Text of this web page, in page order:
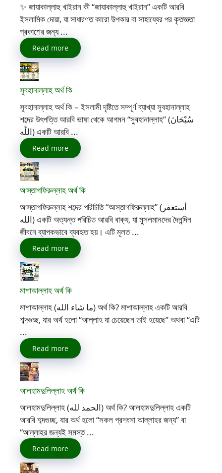
✨ জাযাকাল্লাহু খাইরান কী “জাযাকাল্লাহু খাইরান” একটি আরবি
ইসলামিক দোয়া, যা সাধারণত কারো উপকার বা সাহায্যের পর কৃতজ্ঞতা
প্রকাশের জন্য ...
Read more
সুবহানাল্লাহ অর্থ কি
সুবহানাল্লাহ অর্থ কি – ইসলামী দৃষ্টিতে সম্পূর্ণ ব্যাখ্যা সুবহানাল্লাহ
শব্দের উৎপত্তি আরবি ভাষা থেকে আগমন “সুবহানাল্লাহ” (سُبْحَانَ
اللّٰه) একটি আরবি ...
Read more
আস্তাগফিরুল্লাহ অর্থ কি
আস্তাগফিরুল্লাহ শব্দের পরিচিতি “আস্তাগফিরুল্লাহ” (أستغفر
الله) একটি অত্যন্ত পরিচিত আরবি বাক্য, যা মুসলমানদের দৈনন্দিন
জীবনে ব্যাপকভাবে ব্যবহৃত হয়। এটি মূলত ...
Read more
মাশাআল্লাহ অর্থ কি
মাশাআল্লাহ (ما شاء الله) অর্থ কি? মাশাআল্লাহ একটি আরবি
শব্দগুচ্ছ, যার অর্থ হলো “আল্লাহ যা চেয়েছেন তাই হয়েছে” অথবা “এটি
...
Read more
আলহামদুলিল্লাহ অর্থ কি
আলহামদুলিল্লাহ (الحمد لله) অর্থ কি? আলহামদুলিল্লাহ একটি
আরবি শব্দগুচ্ছ, যার অর্থ হলো “সকল প্রশংসা আল্লাহর জন্য” বা
“আল্লাহর জন্যই সমস্ত ...
Read more